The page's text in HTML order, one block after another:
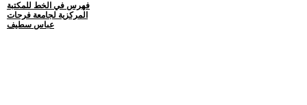
فهرس في الخط للمكتبة
المركزية لجامعة فرحات
عباس سطيف